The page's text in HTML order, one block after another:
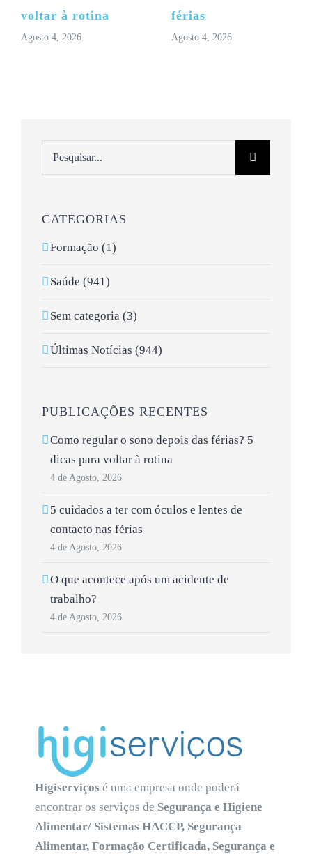
voltar à rotina
Agosto 4, 2026
férias
Agosto 4, 2026
CATEGORIAS
Formação (1)
Saúde (941)
Sem categoria (3)
Últimas Notícias (944)
PUBLICAÇÕES RECENTES
Como regular o sono depois das férias? 5
dicas para voltar à rotina
4 de Agosto, 2026
5 cuidados a ter com óculos e lentes de
contacto nas férias
4 de Agosto, 2026
O que acontece após um acidente de
trabalho?
4 de Agosto, 2026
Higiserviços é uma empresa onde poderá
encontrar os serviços de Segurança e Higiene
Alimentar/ Sistemas HACCP, Segurança
Alimentar, Formação Certificada, Segurança e